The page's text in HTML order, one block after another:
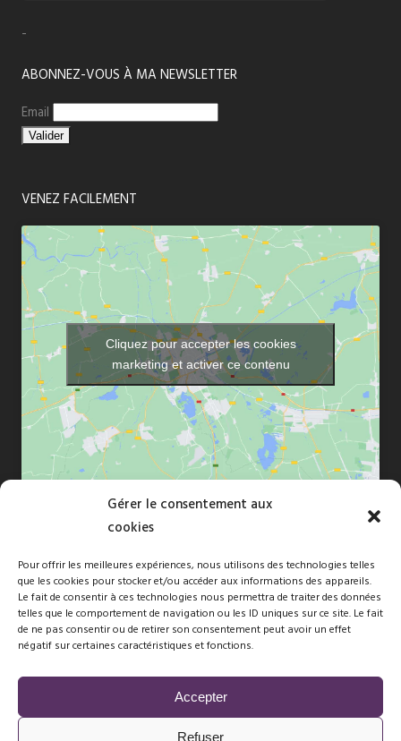
Gérer le consentement aux
cookies
Pour offrir les meilleures expériences, nous utilisons des technologies telles
que les cookies pour stocker et/ou accéder aux informations des appareils.
Le fait de consentir à ces technologies nous permettra de traiter des données
telles que le comportement de navigation ou les ID uniques sur ce site. Le fait
de ne pas consentir ou de retirer son consentement peut avoir un effet
négatif sur certaines caractéristiques et fonctions.
Accepter
Refuser
-
ABONNEZ-VOUS À MA NEWSLETTER
Email
VENEZ FACILEMENT
Cliquez pour accepter les cookies
marketing et activer ce contenu
Copyright © 2010-2026 Florence Dréan. Tous droits réservés -Site
naturépathé parFBMediaworks
Membre d’une association de gestion agréée, le règlement des
honoraires par chèque est accepté.
Florence DREAN n° SIRET 51970804400010 – Code APE 8690F -